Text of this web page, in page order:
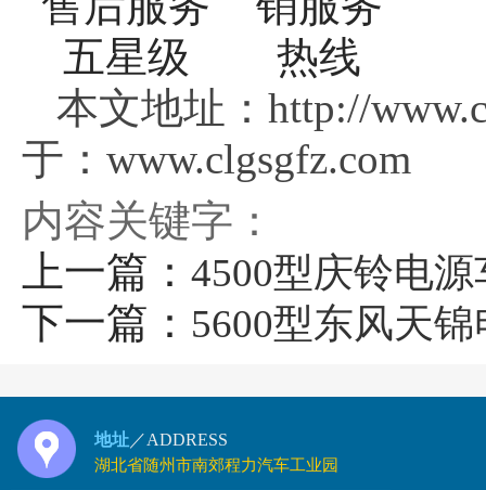
本文地址：http://
于：www.clgsgfz.com
内容关键字：
上一篇： 4500型庆铃电源
下一篇： 5600型东风天
地址 ／ADDRESS
湖北省随州市南郊程力汽车工业园